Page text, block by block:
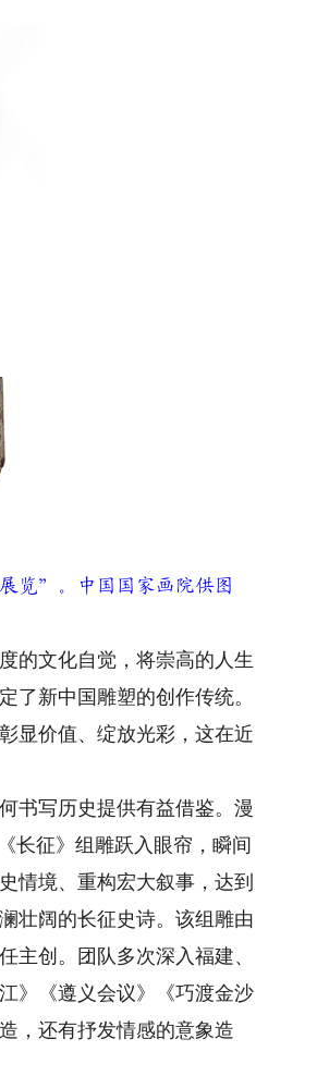
览”。中国国家画院供图
的文化自觉，将崇高的人生
了新中国雕塑的创作传统。
显价值、绽放光彩，这在近
写历史提供有益借鉴。漫
长征》组雕跃入眼帘，瞬间
情境、重构宏大叙事，达到
壮阔的长征史诗。该组雕由
主创。团队多次深入福建、
》《遵义会议》《巧渡金沙
，还有抒发情感的意象造